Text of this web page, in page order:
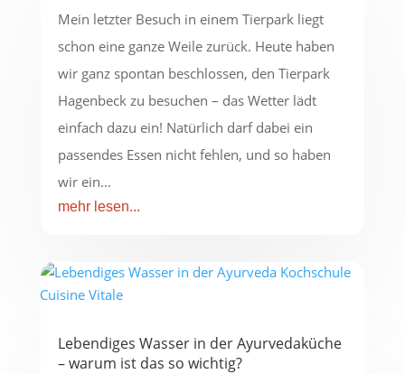
Mein letzter Besuch in einem Tierpark liegt
schon eine ganze Weile zurück. Heute haben
wir ganz spontan beschlossen, den Tierpark
Hagenbeck zu besuchen – das Wetter lädt
einfach dazu ein! Natürlich darf dabei ein
passendes Essen nicht fehlen, und so haben
wir ein...
mehr lesen...
Lebendiges Wasser in der Ayurvedaküche
– warum ist das so wichtig?